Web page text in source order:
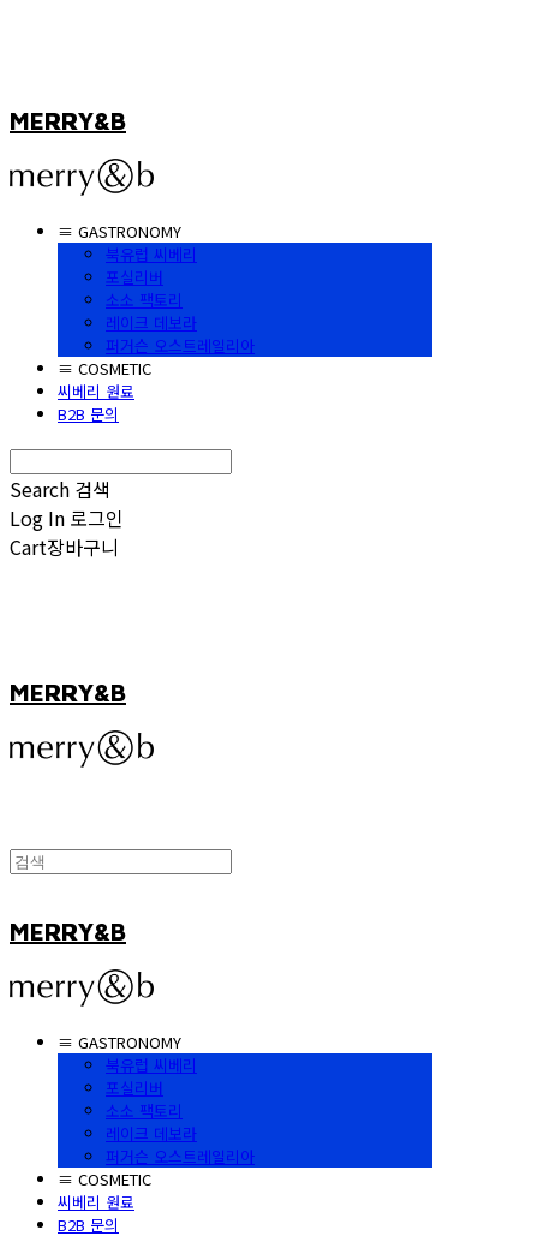
MERRY&B
≡ GASTRONOMY
북유럽 씨베리
포실리버
소소 팩토리
레이크 데보라
퍼거슨 오스트레일리아
≡ COSMETIC
씨베리 원료
B2B 문의
Search 검색
Log In 로그인
Cart장바구니
MERRY&B
MERRY&B
≡ GASTRONOMY
북유럽 씨베리
포실리버
소소 팩토리
레이크 데보라
퍼거슨 오스트레일리아
≡ COSMETIC
씨베리 원료
B2B 문의